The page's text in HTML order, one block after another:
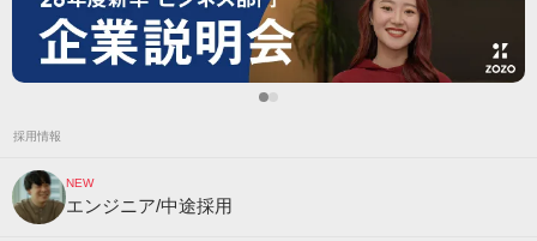
採用情報
NEW
エンジニア/中途採用